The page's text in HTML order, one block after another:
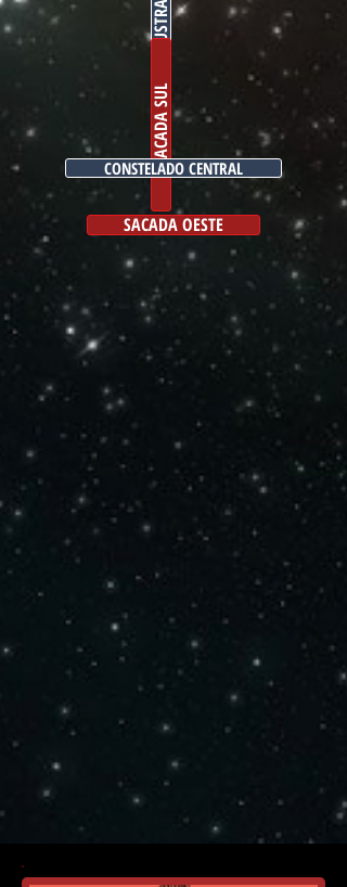
CONSTELADO AUSTRAL
SACADA SUL
CONSTELADO CENTRAL
SACADA OESTE